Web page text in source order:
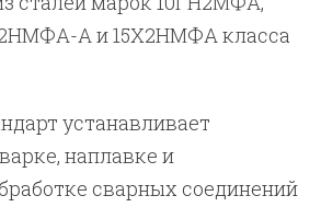
А и 15Х2НМФА класса
устанавливает
наплавке и
сварных соединений